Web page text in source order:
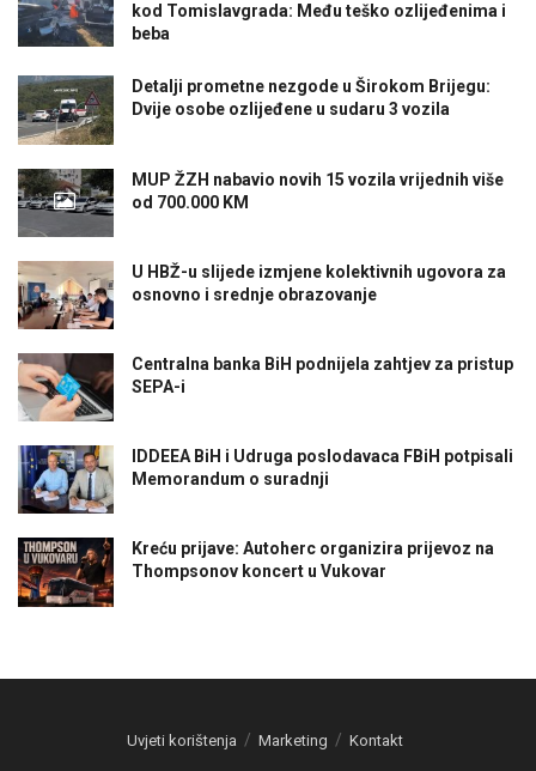
kod Tomislavgrada: Među teško ozlijeđenima i
beba
Detalji prometne nezgode u Širokom Brijegu:
Dvije osobe ozlijeđene u sudaru 3 vozila
MUP ŽZH nabavio novih 15 vozila vrijednih više
od 700.000 KM
U HBŽ-u slijede izmjene kolektivnih ugovora za
osnovno i srednje obrazovanje
Centralna banka BiH podnijela zahtjev za pristup
SEPA-i
IDDEEA BiH i Udruga poslodavaca FBiH potpisali
Memorandum o suradnji
Kreću prijave: Autoherc organizira prijevoz na
Thompsonov koncert u Vukovar
Uvjeti korištenja Marketing Kontakt